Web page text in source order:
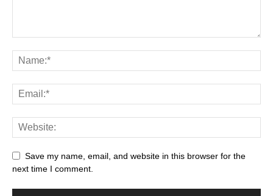
Save my name, email, and website in this browser for the
next time I comment.